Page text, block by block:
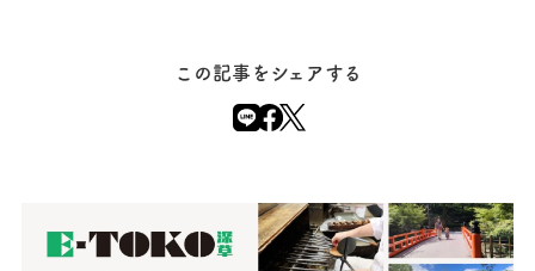
この記事をシェアする